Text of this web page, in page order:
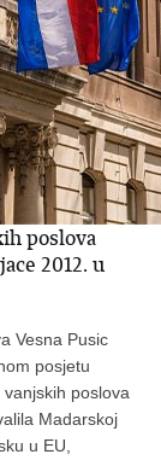
poslova
2012. u
Vesna Pusic
posjetu
poslova
Madarskoj
u EU,